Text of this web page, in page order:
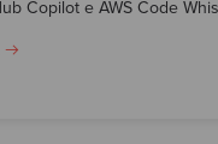
Copilot e AWS Code